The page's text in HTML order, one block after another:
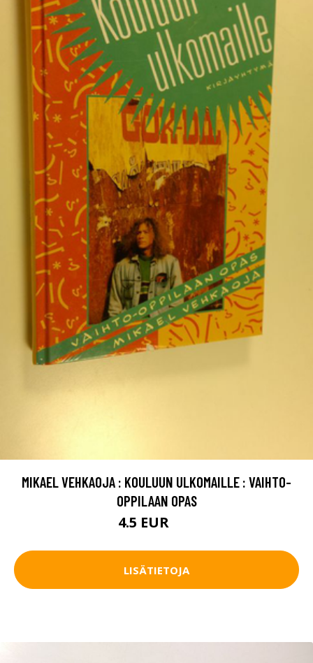
MIKAEL VEHKAOJA : KOULUUN ULKOMAILLE : VAIHTO-
OPPILAAN OPAS
4.5 EUR
LISÄTIETOJA